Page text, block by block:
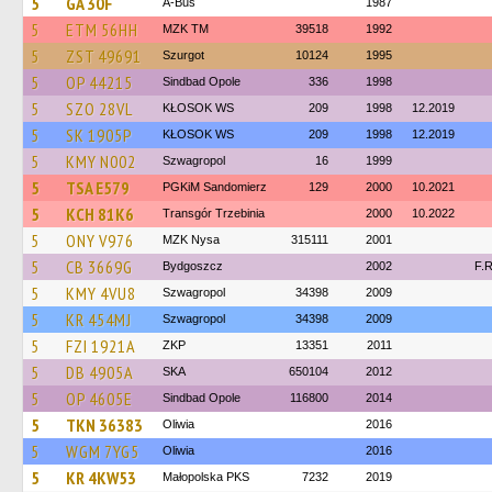
5 ETM 56HH MZK TM 39518 1992
5 ZST 49691 Szurgot 10124 1995
5 OP 44215 Sindbad Opole 336 1998
5 SZO 28VL KŁOSOK WS 209 1998 12.2019
5 SK 1905P KŁOSOK WS 209 1998 12.2019
5 KMY N002 Szwagropol 16 1999
5 TSA E579 PGKiM Sandomierz 129 2000 10.2021
5 KCH 81K6 Transgór Trzebinia 2000 10.2022
5 ONY V976 MZK Nysa 315111 2001
5 CB 3669G Bydgoszcz 2002
5 KMY 4VU8 Szwagropol 34398 2009
5 KR 454MJ Szwagropol 34398 2009
5 FZI 1921A ZKP 13351 2011
5 DB 4905A SKA 650104 2012
5 OP 4605E Sindbad Opole 116800 2014
5 TKN 36383 Oliwia 2016
5 WGM 7YG5 Oliwia 2016
5 KR 4KW53 Małopolska PKS 7232 2019